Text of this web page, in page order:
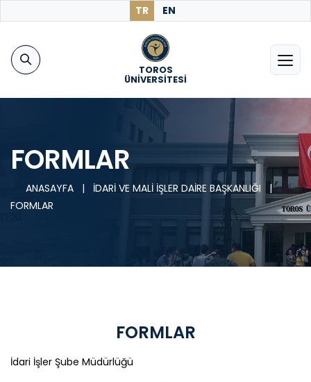
TR EN
TOROS
ÜNİVERSİTESİ
FORMLAR
ANASAYFA | İDARİ VE MALİ İŞLER DAİRE BAŞKANLIĞI
|
FORMLAR
FORMLAR
İdari İşler Şube Müdürlüğü